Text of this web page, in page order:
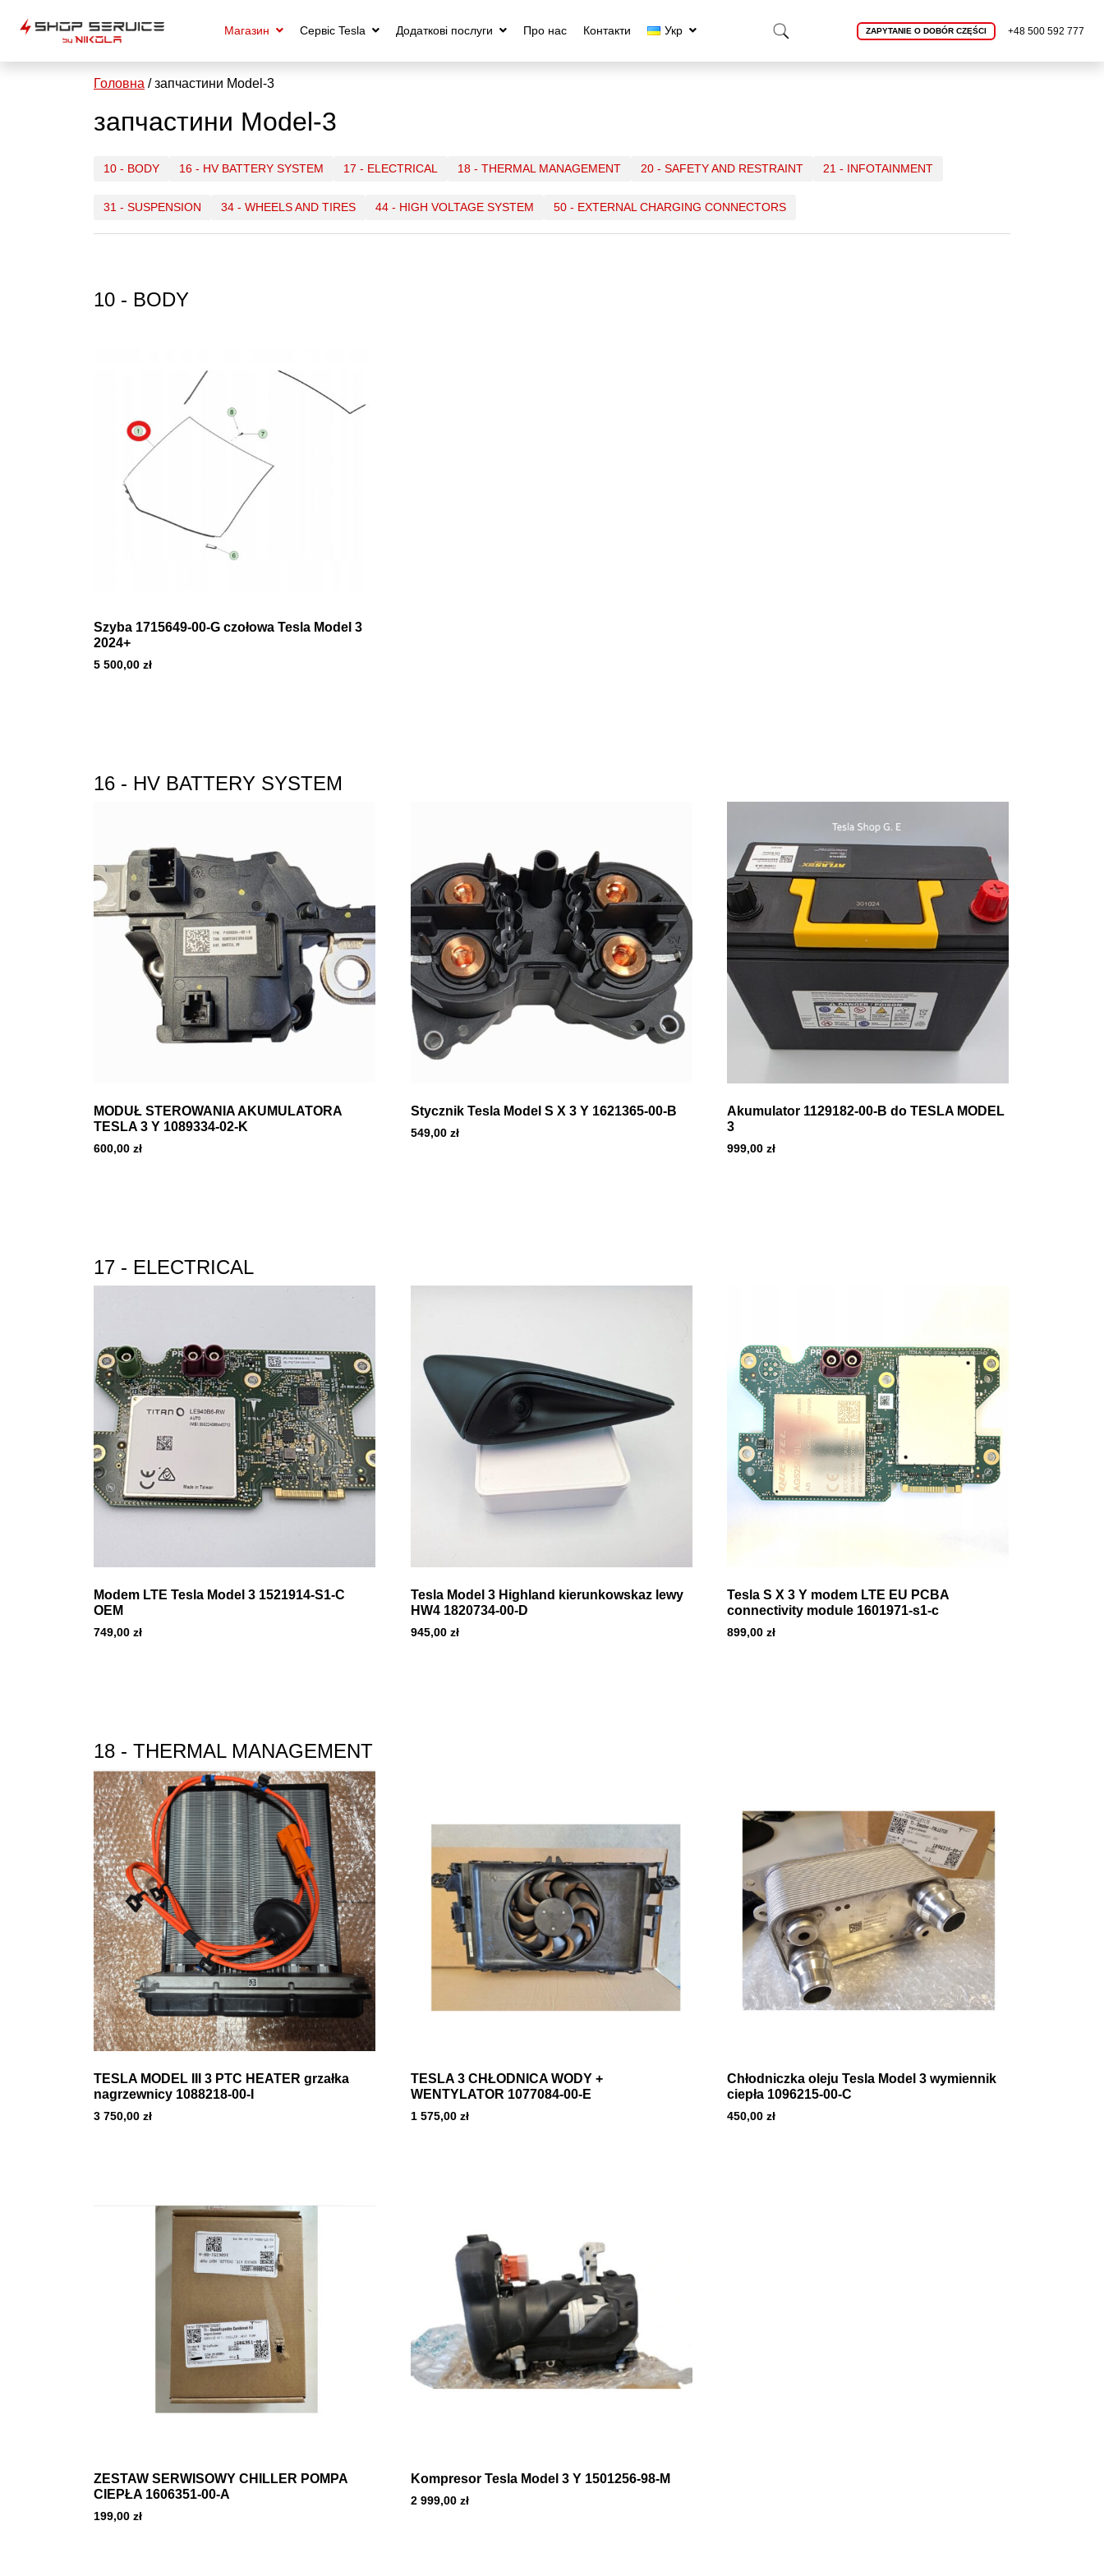
Магазин Сервiс Tesla Додатковi послуги Про нас Контакти Укр +48 500 592 777
ZAPYTANIE O DOBÓR CZĘŚCI
Головна / запчастини Model-3
запчастини Model-3
10 - BODY 16 - HV BATTERY SYSTEM 17 - ELECTRICAL 18 - THERMAL MANAGEMENT 20 - SAFETY AND RESTRAINT 21 - INFOTAINMENT
31 - SUSPENSION 34 - WHEELS AND TIRES 44 - HIGH VOLTAGE SYSTEM 50 - EXTERNAL CHARGING CONNECTORS
10 - BODY
Szyba 1715649-00-G czołowa Tesla Model 3
2024+
5 500,00 zł
16 - HV BATTERY SYSTEM
MODUŁ STEROWANIA AKUMULATORA
TESLA 3 Y 1089334-02-K
600,00 zł
Stycznik Tesla Model S X 3 Y 1621365-00-B
549,00 zł
Akumulator 1129182-00-B do TESLA MODEL
3
999,00zł
17 - ELECTRICAL
Modem LTE Tesla Model 3 1521914-S1-C
OEM
749,00 zł
Tesla Model 3 Highland kierunkowskaz lewy
HW4 1820734-00-D
945,00 zł
Tesla S X 3 Y modem LTE EU PCBA
connectivity module 1601971-s1-c
899,00zł
18 - THERMAL MANAGEMENT
TESLA MODEL III 3 PTC HEATER grzałka
nagrzewnicy 1088218-00-I
3 750,00 zł
TESLA 3 CHŁODNICA WODY +
WENTYLATOR 1077084-00-E
1 575,00 zł
Chłodniczka oleju Tesla Model 3 wymiennik
ciepła 1096215-00-C
450,00zł
ZESTAW SERWISOWY CHILLER POMPA
CIEPŁA 1606351-00-A
199,00 zł
Kompresor Tesla Model 3 Y 1501256-98-M
2 999,00 zł